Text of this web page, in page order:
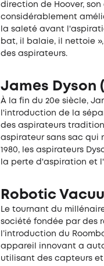
direction de Hoover,
considérablement
la saleté avant
bat, il balaie, il nettoie
des aspirateurs.
James Dyson
À la fin du 20e siècle,
l'introduction de la
des aspirateurs
aspirateur sans sac qui
1980, les aspirateurs
la perte d'aspiration et
Robotic
Le tournant du
société fondée par des
l’introduction du
appareil innovant a
utilisant des capteurs